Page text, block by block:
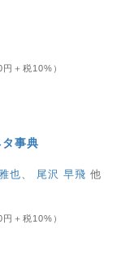
円＋税10%）
事典
也 尾沢 早飛 他
円＋税10%）